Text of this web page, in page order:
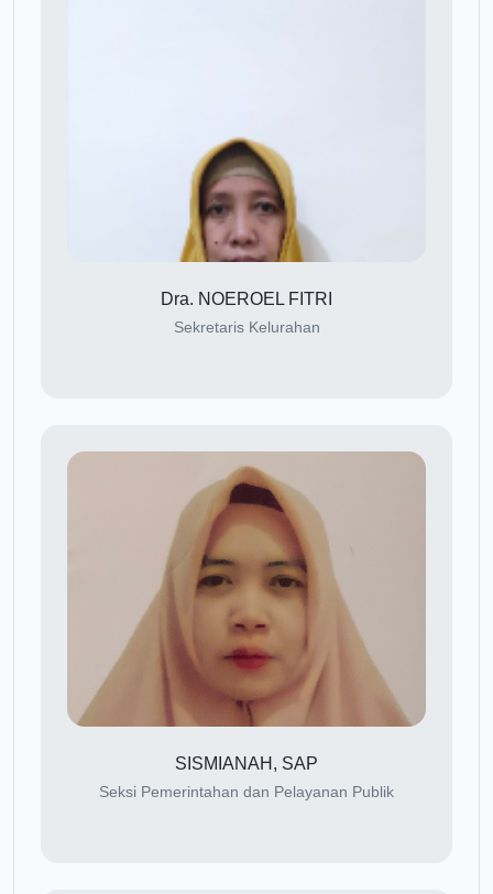
Dra. NOEROEL FITRI
Sekretaris Kelurahan
SISMIANAH, SAP
Seksi Pemerintahan dan Pelayanan Publik